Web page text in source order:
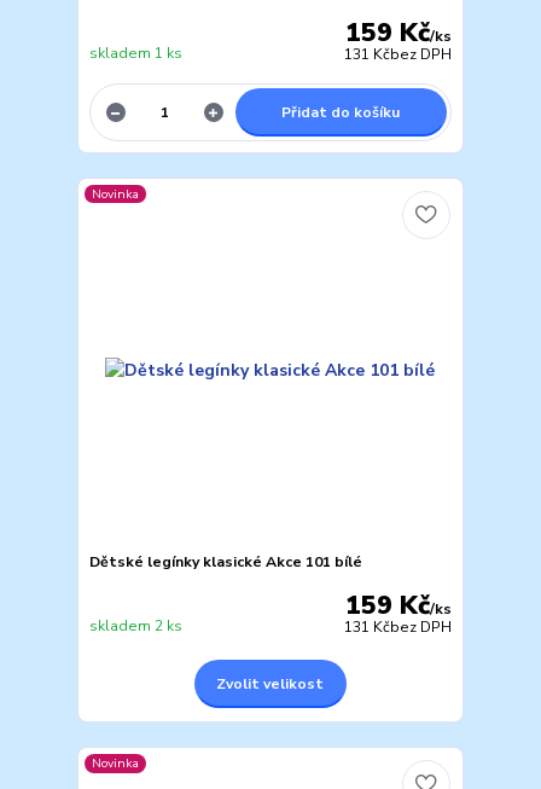
159 Kč/ks
131 Kčbez DPH
skladem 1 ks
Přidat do košíku
Novinka
Dětské legínky klasické Akce 101 bílé
159 Kč/ks
131 Kčbez DPH
skladem 2 ks
Zvolit velikost
Novinka